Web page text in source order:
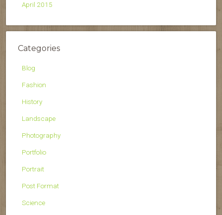
April 2015
Categories
Blog
Fashion
History
Landscape
Photography
Portfolio
Portrait
Post Format
Science